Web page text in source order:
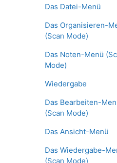
Das Datei-Menü
Das Organisieren-
(Scan Mode)
Das Noten-Menü
Mode)
Wiedergabe
Das Bearbeiten-
(Scan Mode)
Das Ansicht-Menü
Das Wiedergabe-
(Scan Mode)